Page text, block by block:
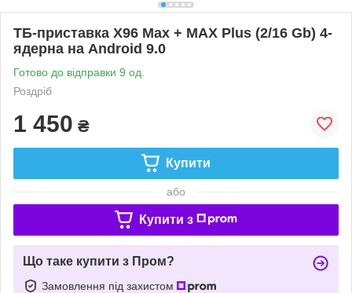
ТБ-приставка X96 Max + MAX Plus (2/16 Gb) 4-
ядерна на Android 9.0
Готово до відправки 9 од.
Роздріб
1 450 ₴
Купити
або
Купити з
Що таке купити з Пром?
Замовлення під захистом